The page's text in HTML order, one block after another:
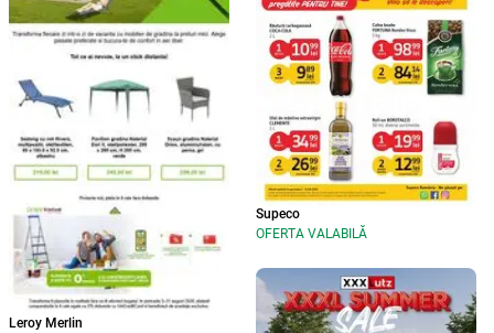
Leroy Merlin
Supeco
OFERTA VALABILĂ